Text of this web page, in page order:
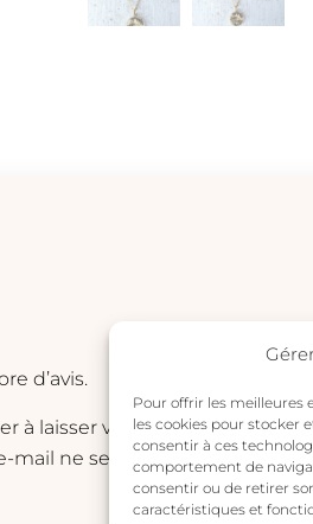
Pour offrir les meilleures
les cookies pour stocker
consentir à ces
comportement de
consentir ou de retirer
caractéristiques et
d’avis.
à laisser votre avis sur
mail ne sera pas publiée. Les